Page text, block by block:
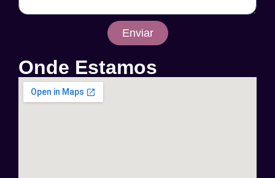
Enviar
Onde Estamos